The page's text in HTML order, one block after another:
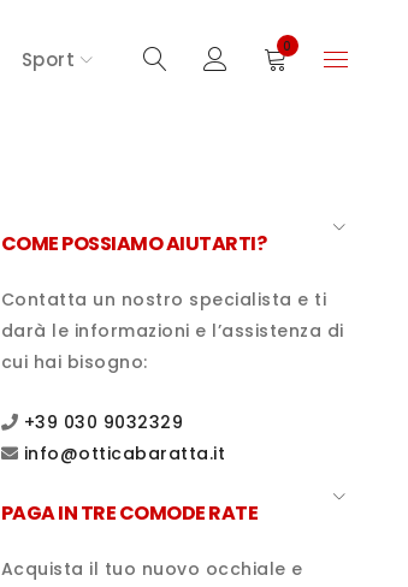
Sport
0
COME POSSIAMO AIUTARTI?
Contatta un nostro specialista e ti
darà le informazioni e l’assistenza di
cui hai bisogno:
+39 030 9032329
info@otticabaratta.it
PAGA IN TRE COMODE RATE
Acquista il tuo nuovo occhiale e